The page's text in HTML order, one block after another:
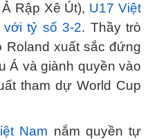
Rập Xê Út), U17 Việt
với tỷ số 3-2. Thầy trò
Roland xuất sắc đứng
Á và giành quyền vào
tham dự World Cup
Nam nắm quyền tự